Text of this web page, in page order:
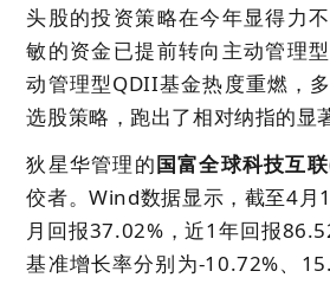
头股的投资策略在今年显得力
敏的资金已提前转向主动管理
动管理型QDII基金热度重燃，
选股策略，跑出了相对纳指的显
狄星华管理的国富全球科技互
佼者。Wind数据显示，截至4月
月回报37.02%，近1年回报
基准增长率分别为-10.72%、